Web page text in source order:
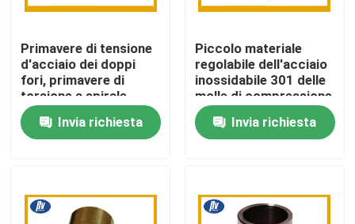
Casa
Circa noi
Primavere di tensione
d'acciaio dei doppi
fori, primavere di
torsione a spirale
piane per il motore
Invia richiesta
Piccolo materiale
regolabile dell'acciaio
inossidabile 301 delle
molle di compressione
per il motore
Invia richiesta